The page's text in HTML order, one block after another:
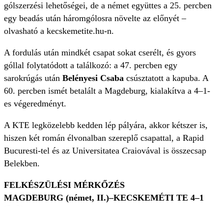
gólszerzési lehetőségei, de a német együttes a 25. percben
egy beadás után háromgólosra növelte az előnyét –
olvasható a kecskemetite.hu-n.
A fordulás után mindkét csapat sokat cserélt, és gyors
góllal folytatódott a találkozó: a 47. percben egy
sarokrúgás után Belényesi Csaba csúsztatott a kapuba. A
60. percben ismét betalált a Magdeburg, kialakítva a 4–1-
es végeredményt.
A KTE legközelebb kedden lép pályára, akkor kétszer is,
hiszen két román élvonalban szereplő csapattal, a Rapid
Bucuresti-tel és az Universitatea Craiovával is összecsap
Belekben.
FELKÉSZÜLÉSI MÉRKŐZÉS
MAGDEBURG (német, II.)–KECSKEMÉTI TE 4–1